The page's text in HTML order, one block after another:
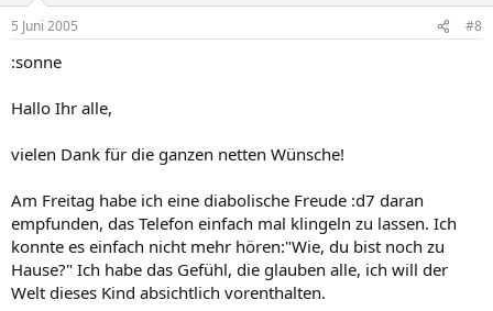
5 Juni 2005 #8
:sonne
Hallo Ihr alle,
vielen Dank für die ganzen netten Wünsche!
Am Freitag habe ich eine diabolische Freude :d7 daran
empfunden, das Telefon einfach mal klingeln zu lassen. Ich
konnte es einfach nicht mehr hören:"Wie, du bist noch zu
Hause?" Ich habe das Gefühl, die glauben alle, ich will der
Welt dieses Kind absichtlich vorenthalten.